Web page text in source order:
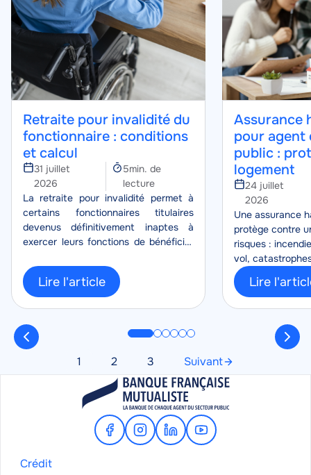
Retraite pour invalidité du
fonctionnaire : conditions
et calcul
31 juillet
2026
Temps
de
lecture
5min. de
lecture
Corps
La retraite pour invalidité permet à
certains fonctionnaires titulaires
devenus définitivement inaptes à
exercer leurs fonctions de bénéficier
pension, lorsque le reclassement
n’est pas possible.
Lire l'article
Assurance
pour agent
public :
logement
24 juillet
2026
Corps
Une assurance
protège contre
risques :
vol,
protection de
vos biens
Lire
Pagination
Page
1 Page
2 Page
3 Page
suivante
Suivant
FacebookInstagram
LinkedinYoutube
Crédit